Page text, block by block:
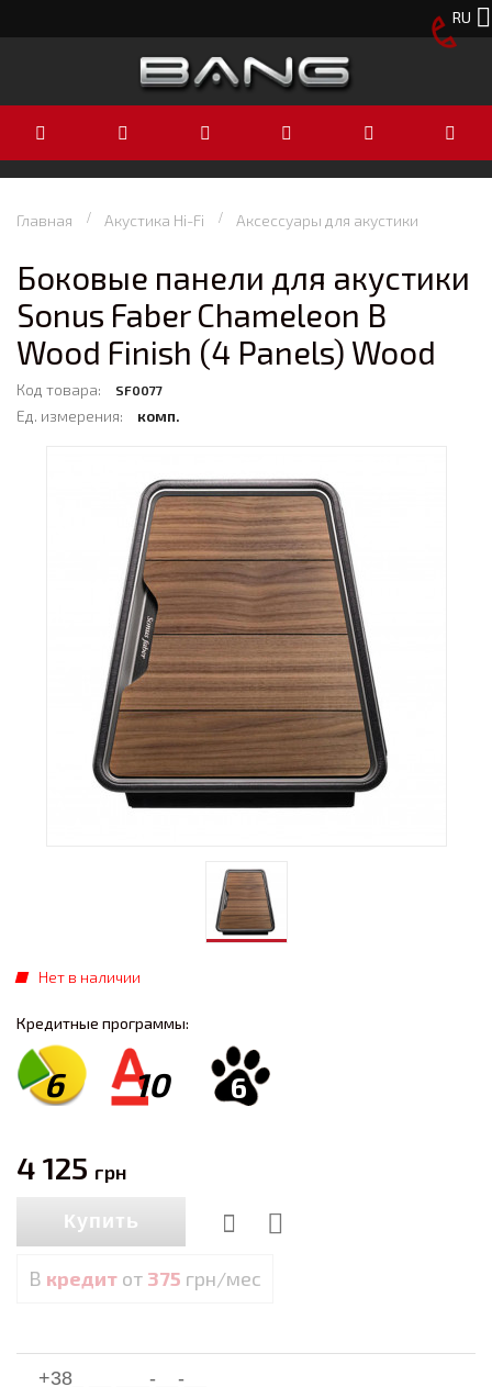
RU
Главная Акустика Hi-Fi Аксессуары для акустики
Боковые панели для акустики
Sonus Faber Chameleon B
Wood Finish (4 Panels) Wood
Код товара: SF0077
Ед. измерения: комп.
Нет в наличии
Кредитные программы:
6 10 6
4 125 грн
Купить
В кредит от 375 грн/мес